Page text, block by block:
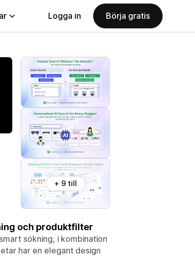
Logga in Börja gratis
+ 9 till
och produktfilter
sökning, i kombination
har en elegant design